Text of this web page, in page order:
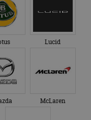
Lucid
McLaren